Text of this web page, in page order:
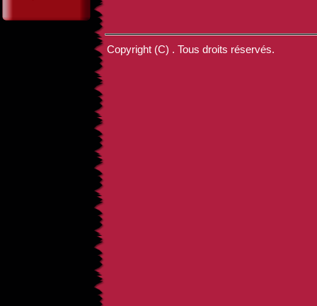
Copyright (C) . Tous droits réservés.